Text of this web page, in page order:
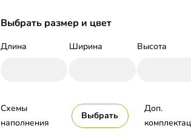
Выбрать размер и цвет
Длина Ширина Высота
Схемы
наполнения
Выбрать
Доп.